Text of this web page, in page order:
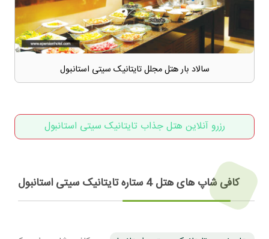
سالاد بار هتل مجلل تایتانیک سیتی استانبول
رزرو آنلاین هتل جذاب تایتانیک سیتی استانبول
کافی شاپ های هتل 4 ستاره تایتانیک سیتی استانبول